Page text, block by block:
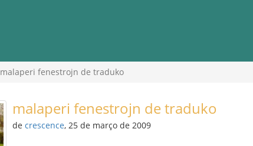
malaperi fenestrojn de traduko
malaperi fenestrojn de traduko
de crescence, 25 de março de 2009